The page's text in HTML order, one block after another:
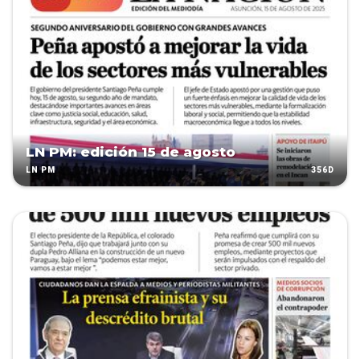
LN PM: edición 15 de agosto
LN PM 356D